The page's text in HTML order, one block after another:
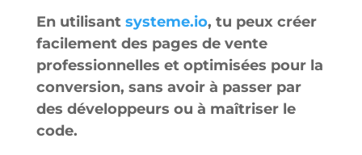
En utilisant systeme.io, tu peux créer
facilement des pages de vente
professionnelles et optimisées pour la
conversion, sans avoir à passer par
des développeurs ou à maîtriser le
code.